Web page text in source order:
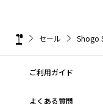
セール Shogo
ご利用ガイド
よくある質問